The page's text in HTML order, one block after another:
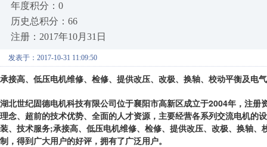
年度积分：0
历史总积分：66
注册：2017年10月31日
发表于：2017-10-31 11:09:50
承接高、低压电机维修、检修、提供改压、改极、换轴、校动平衡及电
湖北世纪固德电机科技有限公司位于襄阳市高新区成立于2004年，注
理念、超前的技术优势、全面的人才资源，主要经营各系列交流电机
装、技术服务;承接高、低压电机维修、检修、提供改压、改极、换轴
制，得到广大用户的好评，拥有了广泛用户。